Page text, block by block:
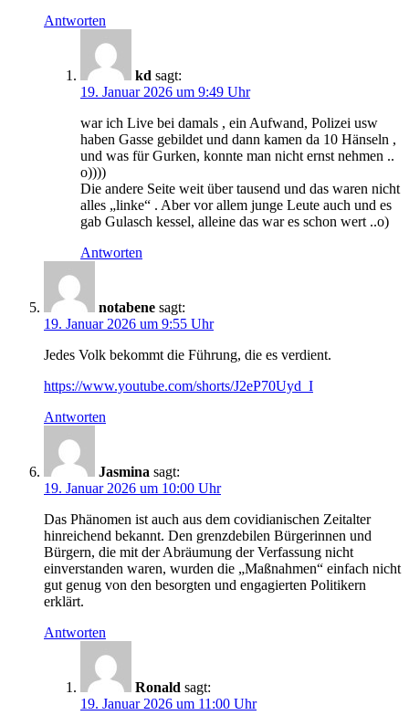
Antworten
kd sagt:
19. Januar 2026 um 9:49 Uhr
war ich Live bei damals , ein Aufwand, Polizei usw
haben Gasse gebildet und dann kamen da 10 Hänseln ,
und was für Gurken, konnte man nicht ernst nehmen ..
o))))
Die andere Seite weit über tausend und das waren nicht
alles „linke“ . Aber vor allem junge Leute auch und es
gab Gulasch kessel, alleine das war es schon wert ..o)
Antworten
notabene sagt:
19. Januar 2026 um 9:55 Uhr
Jedes Volk bekommt die Führung, die es verdient.
https://www.youtube.com/shorts/J2eP70Uyd_I
Antworten
Jasmina sagt:
19. Januar 2026 um 10:00 Uhr
Das Phänomen ist auch aus dem covidianischen Zeitalter
hinreichend bekannt. Den grenzdebilen Bürgerinnen und
Bürgern, die mit der Abräumung der Verfassung nicht
einverstanden waren, wurden die „Maßnahmen“ einfach nicht
gut genug von den besorgten und engagierten Politikern
erklärt.
Antworten
Ronald sagt:
19. Januar 2026 um 11:00 Uhr